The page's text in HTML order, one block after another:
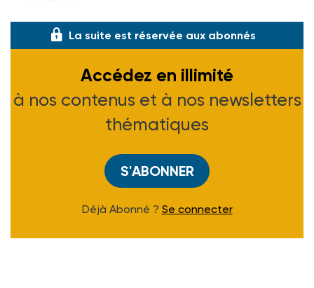
La suite est réservée aux abonnés
Accédez en illimité
à nos contenus et à nos newsletters
thématiques
S'ABONNER
Déjà Abonné ? Se connecter